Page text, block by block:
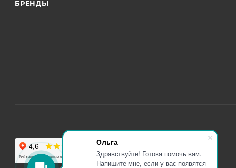
Ольга
Здравствуйте! Готова помочь вам.
Напишите мне, если у вас появятся
БРЕНДЫ